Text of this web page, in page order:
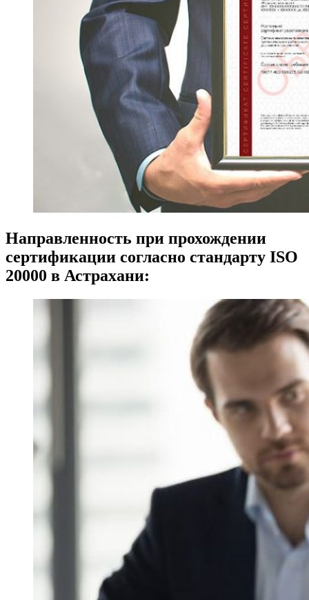
Направленность при прохождении
сертификации согласно стандарту ISO
20000 в Астрахани: